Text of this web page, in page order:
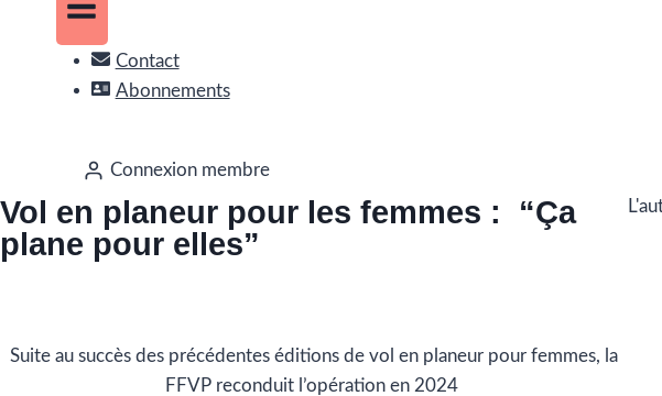
Contact
Abonnements
Connexion membre
Vol en planeur pour les femmes : “Ça
plane pour elles”
Suite au succès des précédentes éditions de vol en planeur pour femmes, la
FFVP reconduit l’opération en 2024